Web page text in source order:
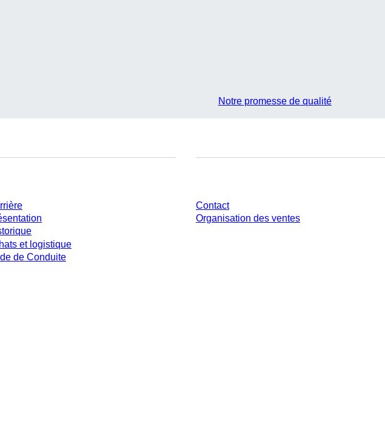
Notre promesse de qualité
et logistique
de Conduite
Contact
Organisation des ventes